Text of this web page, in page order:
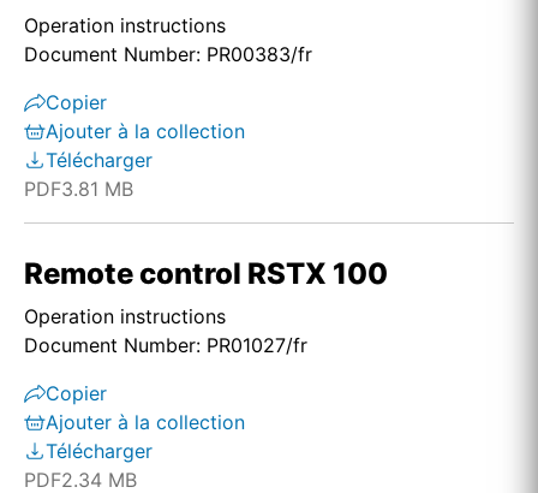
Operation instructions
Document Number: PR00383/fr
Copier
Ajouter à la collection
Télécharger
PDF3.81 MB
Remote control RSTX 100
Operation instructions
Document Number: PR01027/fr
Copier
Ajouter à la collection
Télécharger
PDF2.34 MB